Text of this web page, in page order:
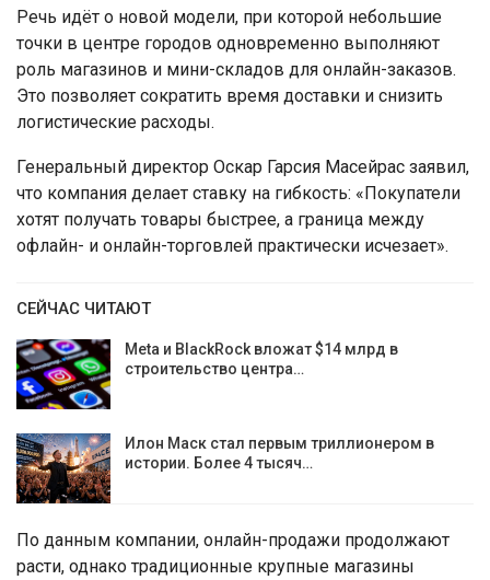
Речь идёт о новой модели, при которой небольшие
точки в центре городов одновременно выполняют
роль магазинов и мини-складов для онлайн-заказов.
Это позволяет сократить время доставки и снизить
логистические расходы.
Генеральный директор Оскар Гарсия Масейрас заявил,
что компания делает ставку на гибкость: «Покупатели
хотят получать товары быстрее, а граница между
офлайн- и онлайн-торговлей практически исчезает».
СЕЙЧАС ЧИТАЮТ
Meta и BlackRock вложат $14 млрд в
строительство центра…
Илон Маск стал первым триллионером в
истории. Более 4 тысяч…
По данным компании, онлайн-продажи продолжают
расти, однако традиционные крупные магазины